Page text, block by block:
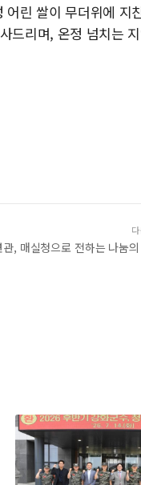
린 쌀이 무더위에 지
드리며, 온정 넘치는
, 매실청으로 전하는 나눔의